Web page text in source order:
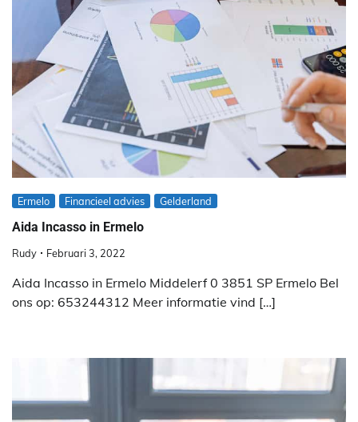
Ermelo Financieel advies Gelderland
Aida Incasso in Ermelo
Rudy Februari 3, 2022
Aida Incasso in Ermelo Middelerf 0 3851 SP Ermelo Bel
ons op: 653244312 Meer informatie vind […]